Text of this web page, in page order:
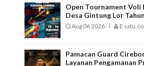
Open Tournament Voli
Desa Gintung Lor
Aug 06 2026 E
Pamacan Guard
Layanan Pengamanan